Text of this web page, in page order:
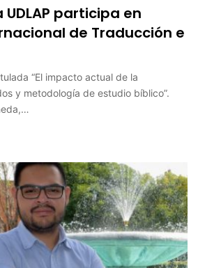
participa en
de Traducción e
“El impacto actual de la
y metodología de estudio bíblico”.